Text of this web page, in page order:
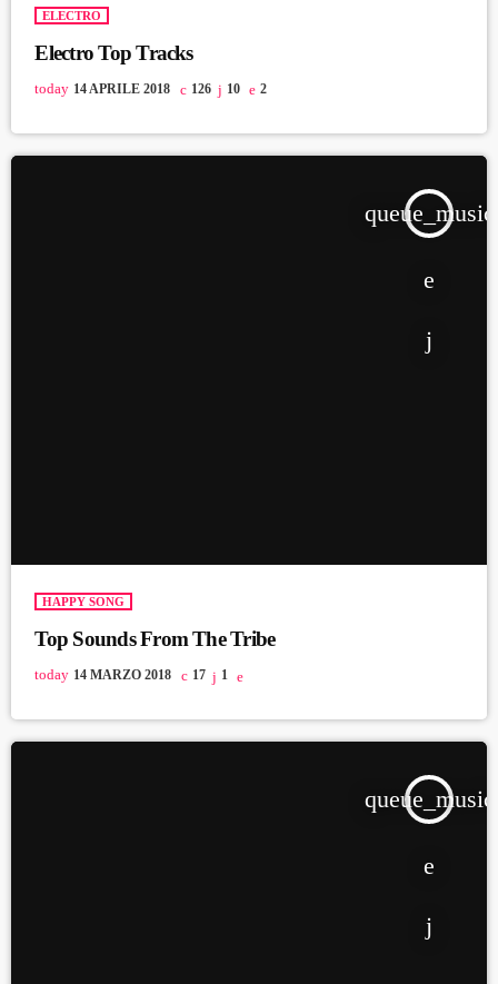
ELECTRO
Electro Top Tracks
today 14 APRILE 2018 126 10 2
queue_music
HAPPY SONG
Top Sounds From The Tribe
today 14 MARZO 2018 17 1
queue_music